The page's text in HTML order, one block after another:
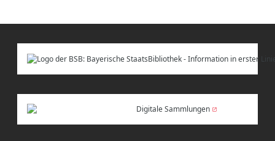
Digitale Sammlungen